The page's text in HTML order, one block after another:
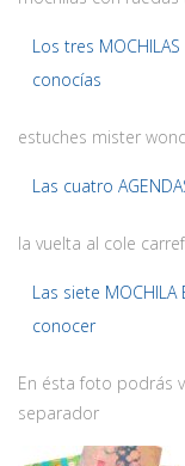
Los tres
conocías
estuches mister
Las cuatro
la vuelta al cole
Las siete
conocer
En ésta foto podrás
separador